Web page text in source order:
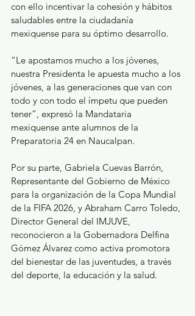
con ello incentivar la cohesión y hábitos
saludables entre la ciudadanía
mexiquense para su óptimo desarrollo.
“Le apostamos mucho a los jóvenes,
nuestra Presidenta le apuesta mucho a los
jóvenes, a las generaciones que van con
todo y con todo el ímpetu que pueden
tener”, expresó la Mandataria
mexiquense ante alumnos de la
Preparatoria 24 en Naucalpan.
Por su parte, Gabriela Cuevas Barrón,
Representante del Gobierno de México
para la organización de la Copa Mundial
de la FIFA 2026, y Abraham Carro Toledo,
Director General del IMJUVE,
reconocieron a la Gobernadora Delfina
Gómez Álvarez como activa promotora
del bienestar de las juventudes, a través
del deporte, la educación y la salud.